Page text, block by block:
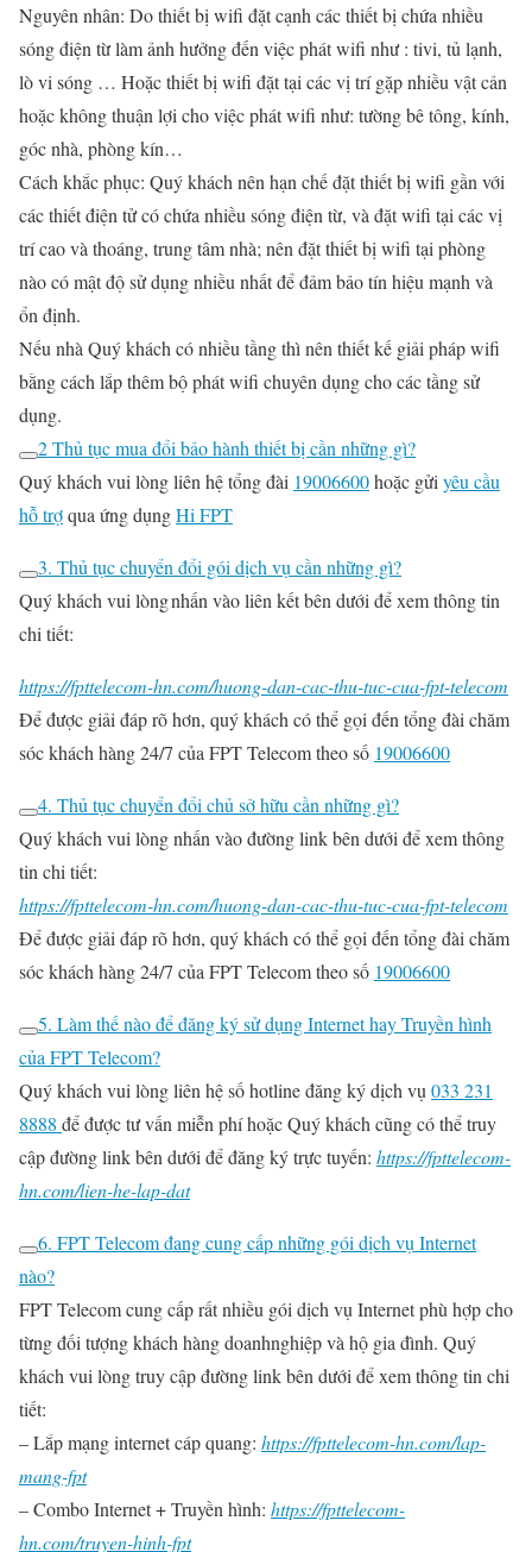
Nguyên nhân: Do thiết bị wifi đặt cạnh các thiết bị chứa nhiều
sóng điện từ làm ảnh hưởng đến việc phát wifi như : tivi, tủ lạnh,
lò vi sóng … Hoặc thiết bị wifi đặt tại các vị trí gặp nhiều vật cản
hoặc không thuận lợi cho việc phát wifi như: tường bê tông, kính,
góc nhà, phòng kín…
Cách khắc phục: Quý khách nên hạn chế đặt thiết bị wifi gần với
các thiết điện tử có chứa nhiều sóng điện từ, và đặt wifi tại các vị
trí cao và thoáng, trung tâm nhà; nên đặt thiết bị wifi tại phòng
nào có mật độ sử dụng nhiều nhất để đảm bảo tín hiệu mạnh và
ổn định.
Nếu nhà Quý khách có nhiều tầng thì nên thiết kế giải pháp wifi
bằng cách lắp thêm bộ phát wifi chuyên dụng cho các tầng sử
dụng.
2 Thủ tục mua đổi bảo hành thiết bị cần những gì?
Quý khách vui lòng liên hệ tổng đài 19006600hoặc gửi yêu cầu
hỗ trợqua ứng dụngHi FPT
3. Thủ tục chuyển đổi gói dịch vụ cần những gì?
Quý khách vui lòng nhấn vào liên kết bên dưới để xem thông tin
chi tiết:
https://fpttelecom-hn.com/huong-dan-cac-thu-tuc-cua-fpt-telecom
Để được giải đáp rõ hơn, quý khách có thể gọi đến tổng đài chăm
sóc khách hàng 24/7 của FPT Telecom theo số 19006600
4. Thủ tục chuyển đổi chủ sở hữu cần những gì?
Quý khách vui lòng nhấn vào đường link bên dưới để xem thông
tin chi tiết:
https://fpttelecom-hn.com/huong-dan-cac-thu-tuc-cua-fpt-telecom
Để được giải đáp rõ hơn, quý khách có thể gọi đến tổng đài chăm
sóc khách hàng 24/7 của FPT Telecom theo số 19006600
5. Làm thế nào để đăng ký sử dụng Internet hay Truyền hình
của FPT Telecom?
Quý khách vui lòng liên hệ số hotline đăng ký dịch vụ 033 231
8888 để được tư vấn miễn phí hoặc Quý khách cũng có thể truy
cập đường link bên dưới để đăng ký trực tuyến: https://fpttelecom-
hn.com/lien-he-lap-dat
6. FPT Telecom đang cung cấp những gói dịch vụ Internet
nào?
FPT Telecom cung cấp rất nhiều gói dịch vụ Internet phù hợp cho
từng đối tượng khách hàng doanhnghiệp và hộ gia đình. Quý
khách vui lòng truy cập đường link bên dưới để xem thông tin chi
tiết:
– Lắp mạng internet cáp quang: https://fpttelecom-hn.com/lap-
mang-fpt
– Combo Internet + Truyền hình: https://fpttelecom-
hn.com/truyen-hinh-fpt